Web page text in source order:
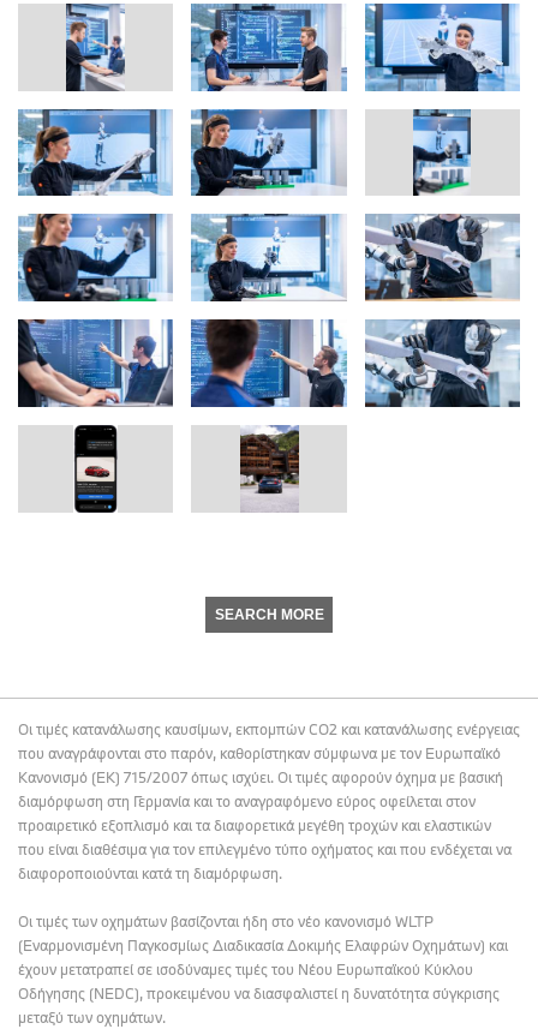
SEARCH MORE
Οι τιμές κατανάλωσης καυσίμων, εκπομπών CO2 και κατανάλωσης ενέργειας
που αναγράφονται στο παρόν, καθορίστηκαν σύμφωνα με τον Ευρωπαϊκό
Κανονισμό (ΕΚ) 715/2007 όπως ισχύει. Οι τιμές αφορούν όχημα με βασική
διαμόρφωση στη Γερμανία και το αναγραφόμενο εύρος οφείλεται στον
προαιρετικό εξοπλισμό και τα διαφορετικά μεγέθη τροχών και ελαστικών
που είναι διαθέσιμα για τον επιλεγμένο τύπο οχήματος και που ενδέχεται να
διαφοροποιούνται κατά τη διαμόρφωση.
Οι τιμές των οχημάτων βασίζονται ήδη στο νέο κανονισμό WLTP
(Εναρμονισμένη Παγκοσμίως Διαδικασία Δοκιμής Ελαφρών Οχημάτων) και
έχουν μετατραπεί σε ισοδύναμες τιμές του Νέου Ευρωπαϊκού Κύκλου
Οδήγησης (NEDC), προκειμένου να διασφαλιστεί η δυνατότητα σύγκρισης
μεταξύ των οχημάτων.